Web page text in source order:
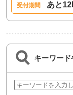
受付期間 あと12
キーワー